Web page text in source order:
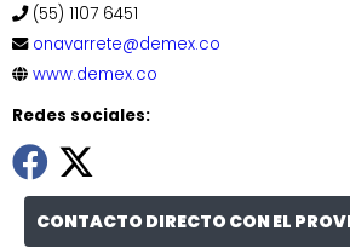
(55) 1107 6451
onavarrete@demex.co
www.demex.co
Redes sociales:
CONTACTO DIRECTO CON EL